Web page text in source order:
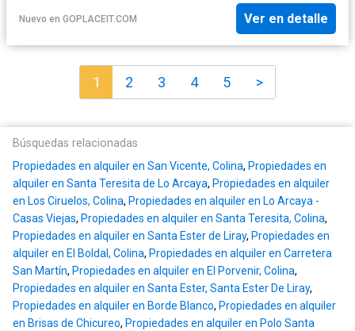
Nuevo en GOPLACEIT.COM Ver en detalle
1 2 3 4 5 >
Búsquedas relacionadas
Propiedades en alquiler en San Vicente, Colina, Propiedades en
alquiler en Santa Teresita de Lo Arcaya, Propiedades en alquiler
en Los Ciruelos, Colina, Propiedades en alquiler en Lo Arcaya -
Casas Viejas, Propiedades en alquiler en Santa Teresita, Colina,
Propiedades en alquiler en Santa Ester de Liray, Propiedades en
alquiler en El Boldal, Colina, Propiedades en alquiler en Carretera
San Martín, Propiedades en alquiler en El Porvenir, Colina,
Propiedades en alquiler en Santa Ester, Santa Ester De Liray,
Propiedades en alquiler en Borde Blanco, Propiedades en alquiler
en Brisas de Chicureo, Propiedades en alquiler en Polo Santa